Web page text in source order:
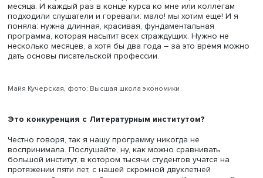
Наша программа приняла первых студентов 5 лет
2017 году, этим летом мы выпустили четвертый набор.
меня, конечно, ощущение, что прошло много-много лет,
столько текстов наши студенты за это время
столько премий получили, столько проектов мы
Идею открыть программу мне подсказали слушатели
писать прозу – на коротких курсах, длиной в три-четыре
поняла: нужна длинная, красивая, фундаментальная
несколько месяцев, а хотя бы два года – за это время
дать основы писательской профессии.